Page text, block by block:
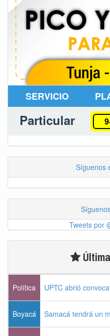
SERVICIO
Particular
Síguenos
Tweets por
Política UPTC abrió
Boyacá Samacá tendrá un